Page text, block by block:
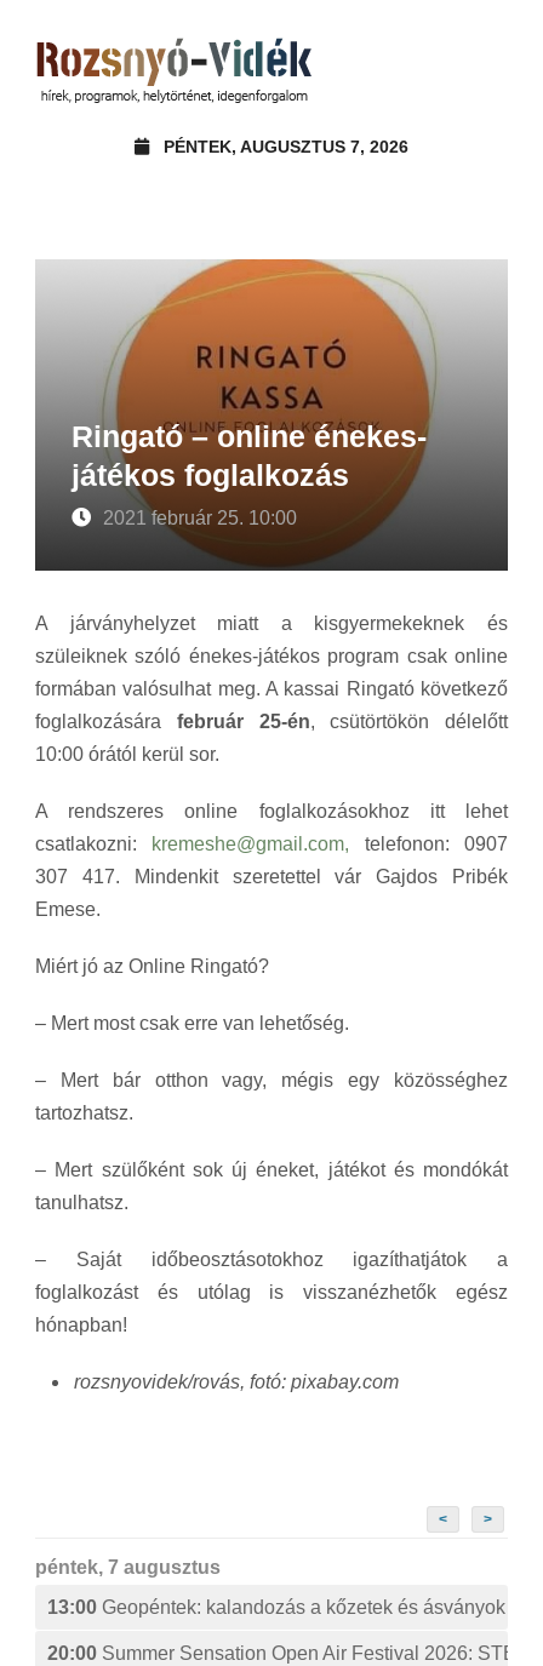
PÉNTEK, AUGUSZTUS 7, 2026
Ringató – online énekes-
játékos foglalkozás
2021 február 25. 10:00
A járványhelyzet miatt a kisgyermekeknek és
szüleiknek szóló énekes-játékos program csak online
formában valósulhat meg. A kassai Ringató következő
foglalkozására február 25-én, csütörtökön délelőtt
10:00 órától kerül sor.
A rendszeres online foglalkozásokhoz itt lehet
csatlakozni: kremeshe@gmail.com, telefonon: 0907
307 417. Mindenkit szeretettel vár Gajdos Pribék
Emese.
Miért jó az Online Ringató?
– Mert most csak erre van lehetőség.
– Mert bár otthon vagy, mégis egy közösséghez
tartozhatsz.
– Mert szülőként sok új éneket, játékot és mondókát
tanulhatsz.
– Saját időbeosztásotokhoz igazíthatjátok a
foglalkozást és utólag is visszanézhetők egész
hónapban!
rozsnyovidek/rovás, fotó: pixabay.com
< >
péntek, 7 augusztus
13:00 Geopéntek: kalandozás a kőzetek és ásványok
20:00 Summer Sensation Open Air Festival 2026: